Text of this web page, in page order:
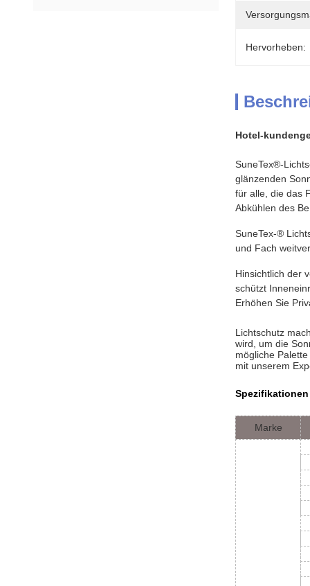
Hervorheben:
Hotel-
SuneTex®-
glänzenden
für alle, die das
Abkühlen des
SuneTex-®
und Fach
Hinsichtlich der
schützt
Erhöhen Sie
Lichtschutz
wird, um die
mögliche
mit unserem
Spezifikationen
Marke